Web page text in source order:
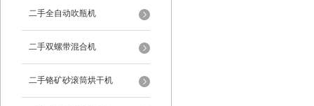
二手全自动吹瓶机
二手双螺带混合机
二手铬矿砂滚筒烘干机